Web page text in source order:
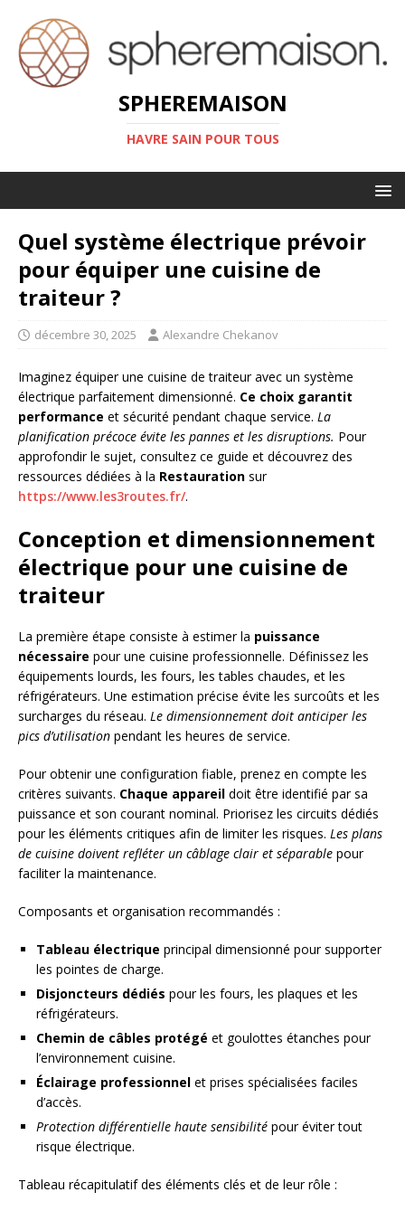
SPHEREMAISON
HAVRE SAIN POUR TOUS
Quel système électrique prévoir
pour équiper une cuisine de
traiteur ?
décembre 30, 2025 Alexandre Chekanov
Imaginez équiper une cuisine de traiteur avec un système
électrique parfaitement dimensionné. Ce choix garantit
performance et sécurité pendant chaque service. La
planification précoce évite les pannes et les disruptions. Pour
approfondir le sujet, consultez ce guide et découvrez des
ressources dédiées à la Restauration sur
https://www.les3routes.fr/.
Conception et dimensionnement
électrique pour une cuisine de
traiteur
La première étape consiste à estimer la puissance
nécessaire pour une cuisine professionnelle. Définissez les
équipements lourds, les fours, les tables chaudes, et les
réfrigérateurs. Une estimation précise évite les surcoûts et les
surcharges du réseau. Le dimensionnement doit anticiper les
pics d’utilisation pendant les heures de service.
Pour obtenir une configuration fiable, prenez en compte les
critères suivants. Chaque appareil doit être identifié par sa
puissance et son courant nominal. Priorisez les circuits dédiés
pour les éléments critiques afin de limiter les risques. Les plans
de cuisine doivent refléter un câblage clair et séparable pour
faciliter la maintenance.
Composants et organisation recommandés :
Tableau électrique principal dimensionné pour supporter
les pointes de charge.
Disjoncteurs dédiés pour les fours, les plaques et les
réfrigérateurs.
Chemin de câbles protégé et goulottes étanches pour
l’environnement cuisine.
Éclairage professionnel et prises spécialisées faciles
d’accès.
Protection différentielle haute sensibilité pour éviter tout
risque électrique.
Tableau récapitulatif des éléments clés et de leur rôle :